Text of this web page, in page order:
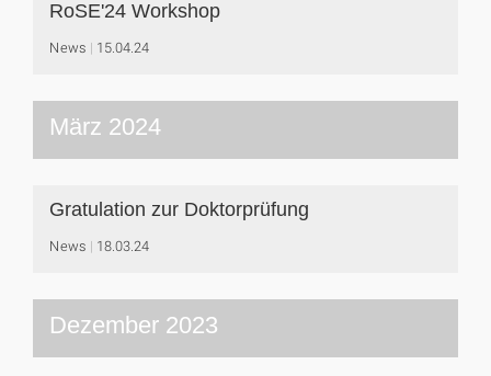
RoSE'24 Workshop
News 15.04.24
März 2024
Gratulation zur Doktorprüfung
News 18.03.24
Dezember 2023